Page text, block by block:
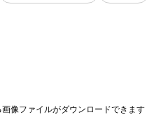
像ファイルがダウンロードできます